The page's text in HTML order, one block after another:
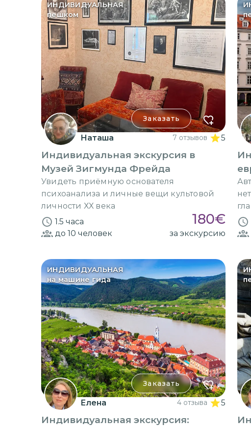
ИНДИВИДУАЛЬНАЯ
пешком
Заказать
Наташа 7 отзывов 5
Индивидуальная экскурсия в
Музей Зигмунда Фрейда
Увидеть приёмную основателя
психоанализа и личные вещи культовой
личности ХХ века
1.5 часа
180€
до 10 человек за экскурсию
ИНДИВИДУАЛЬНАЯ
на машине гида
Заказать
Елена 4 отзыва 5
Индивидуальная экскурсия: